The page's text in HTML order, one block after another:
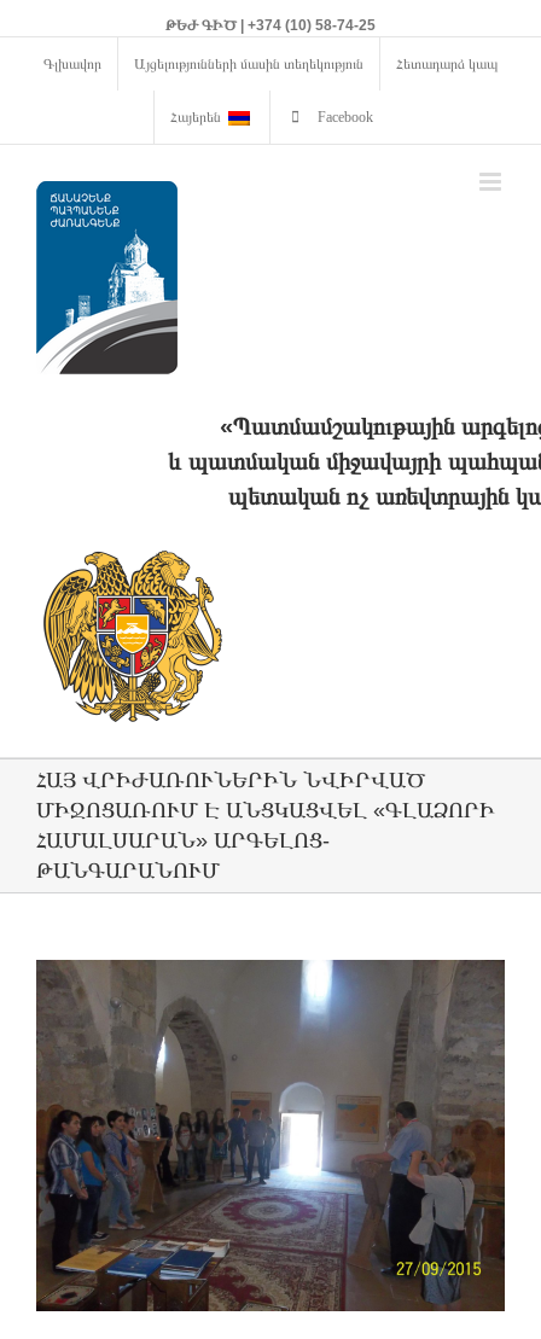
ԹԵԺ ԳԻԾ | +374 (10) 58-74-25
Գլխավոր Այցելությունների մասին տեղեկություն Հետադարձ կապ
Հայերեն Facebook
«Պատմամշակութային
և պատմական միջավայրի
պետական ոչ առեվտրային
ՀԱՅ ՎՐԻԺԱՌՈՒՆԵՐԻՆ ՆՎԻՐՎԱԾ
ՄԻՋՈՑԱՌՈՒՄ Է ԱՆՑԿԱՑՎԵԼ «ԳԼԱՁՈՐԻ
ՀԱՄԱԼՍԱՐԱՆ» ԱՐԳԵԼՈՑ-
ԹԱՆԳԱՐԱՆՈՒՄ
View
Larger